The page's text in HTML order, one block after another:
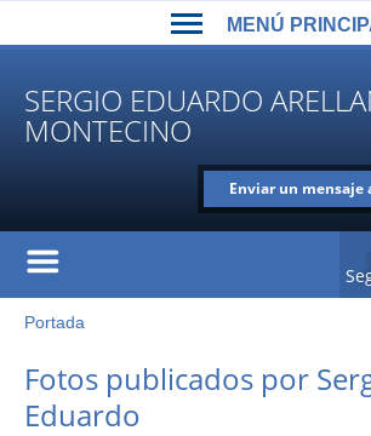
SERGIO EDUARDO
MONTECINO
Enviar un mensaje
Usted
está
aquí
Portada
to
top
Fotos publicados por
Eduardo
MENÚ
MENÚ
PRINCIPAL